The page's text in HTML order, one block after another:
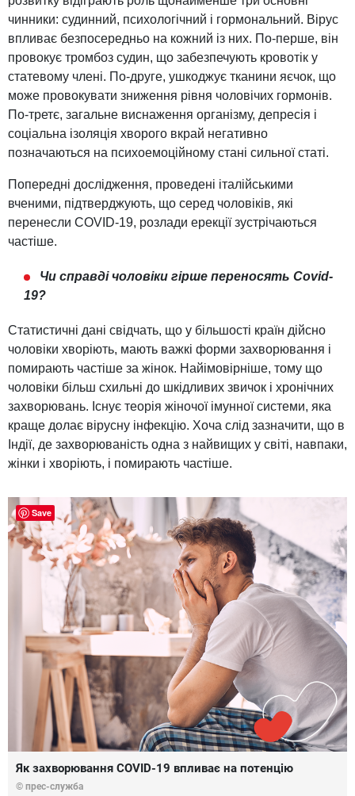
чинники: судинний, психологічний і гормональний. Вірус
впливає безпосередньо на кожний із них. По-перше, він
провокує тромбоз судин, що забезпечують кровотік у
статевому члені. По-друге, ушкоджує тканини яєчок, що
може провокувати зниження рівня чоловічих гормонів.
По-третє, загальне виснаження організму, депресія і
соціальна ізоляція хворого вкрай негативно
позначаються на психоемоційному стані сильної статі.
Попередні дослідження, проведені італійськими
вченими, підтверджують, що серед чоловіків, які
перенесли COVID-19, розлади ерекції зустрічаються
частіше.
Чи справді чоловіки гірше переносять Сovid-
19?
Статистичні дані свідчать, що у більшості країн дійсно
чоловіки хворіють, мають важкі форми захворювання і
помирають частіше за жінок. Найімовірніше, тому що
чоловіки більш схильні до шкідливих звичок і хронічних
захворювань. Існує теорія жіночої імунної системи, яка
краще долає вірусну інфекцію. Хоча слід зазначити, що в
Індії, де захворюваність одна з найвищих у світі, навпаки,
жінки і хворіють, і помирають частіше.
Як захворювання COVID-19 впливає на потенцію
© прес-служба
Save